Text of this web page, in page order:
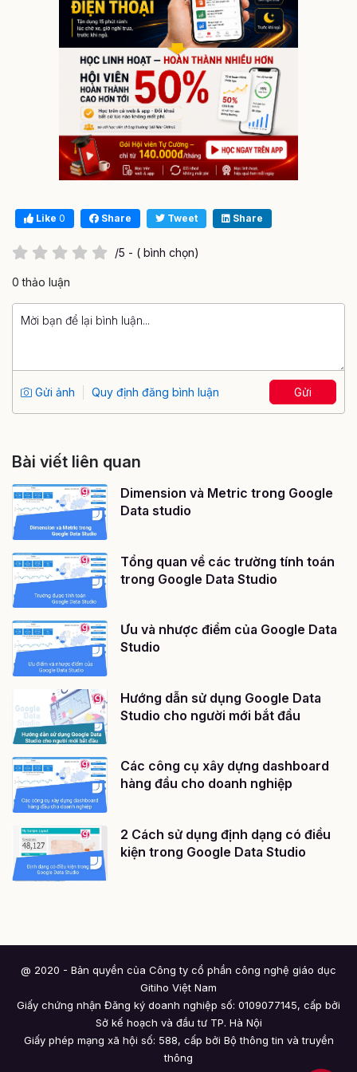
Like 0 Share Tweet Share
/5 - ( bình chọn)
0 thảo luận
Gửi ảnh Quy định đăng bình luận Gửi
Bài viết liên quan
Dimension và Metric trong Google
Data studio
Tổng quan về các trường tính toán
trong Google Data Studio
Ưu và nhược điểm của Google Data
Studio
Hướng dẫn sử dụng Google Data
Studio cho người mới bắt đầu
Các công cụ xây dựng dashboard
hàng đầu cho doanh nghiệp
2 Cách sử dụng định dạng có điều
kiện trong Google Data Studio
@ 2020 - Bản quyền của Công ty cổ phần công nghệ giáo dục
Gitiho Việt Nam
Giấy chứng nhận Đăng ký doanh nghiệp số: 0109077145, cấp bởi
Sở kế hoạch và đầu tư TP. Hà Nội
Giấy phép mạng xã hội số: 588, cấp bởi Bộ thông tin và truyền
thông